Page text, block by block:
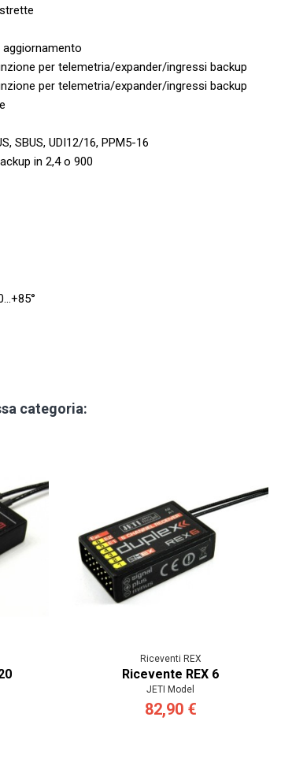
aggiornamento
per telemetria/expander/ingressi backup
per telemetria/expander/ingressi backup
SBUS, UDI12/16, PPM5-16
in 2,4 o 900
categoria:
Riceventi REX
Ricevente REX 6
JETI Model
82,90 €